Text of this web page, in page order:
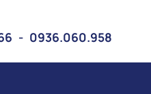
- 0936.060.958